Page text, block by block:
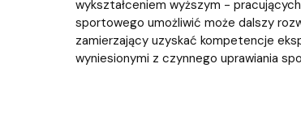
wykształceniem wyższym -
sportowego umożliwić może dalszy
zamierzający uzyskać kompetencje
wyniesionymi z czynnego uprawiania